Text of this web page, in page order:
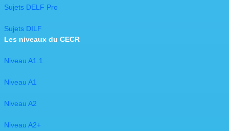
Sujets DELF Pro
Sujets DILF
Les niveaux du CECR
Niveau A1.1
Niveau A1
Niveau A2
Niveau A2+